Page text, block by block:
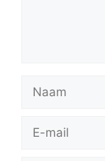
mail